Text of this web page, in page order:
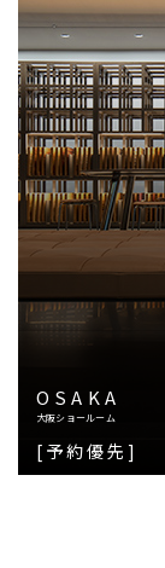
OSAKA
大阪ショールーム
[予約優先]